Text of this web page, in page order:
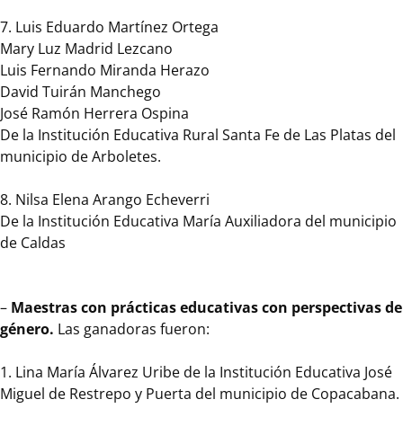
7. Luis Eduardo Martínez Ortega
Mary Luz Madrid Lezcano
Luis Fernando Miranda Herazo
David Tuirán Manchego
José Ramón Herrera Ospina
De la Institución Educativa Rural Santa Fe de Las Platas del
municipio de Arboletes.
8. Nilsa Elena Arango Echeverri
De la Institución Educativa María Auxiliadora del municipio
de Caldas
– Maestras con prácticas educativas con perspectivas de
género. Las ganadoras fueron:
1. Lina María Álvarez Uribe de la Institución Educativa José
Miguel de Restrepo y Puerta del municipio de Copacabana.
maestros,
maestras,
orientadores
escolares
y
directivos
docentes
los
Establecimientos
Educativos
municipios
no
del
territorio